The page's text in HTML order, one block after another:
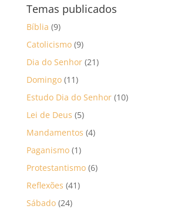
Temas publicados
Bíblia (9)
Catolicismo(9)
Dia do Senhor(21)
Domingo(11)
Estudo Dia do Senhor(10)
Lei de Deus (5)
Mandamentos (4)
Paganismo(1)
Protestantismo(6)
Reflexões (41)
Sábado(24)